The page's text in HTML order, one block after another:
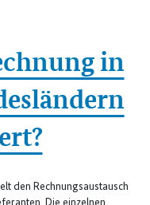
in
den Rechnungsaustausch
Die einzelnen